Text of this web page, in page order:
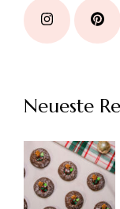
Neueste